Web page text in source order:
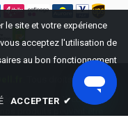
. Tous droits réservés.
sur ce site Web sont
le site et votre expérience
acceptez l'utilisation de
au bon fonctionnement
ACCEPTER ✔